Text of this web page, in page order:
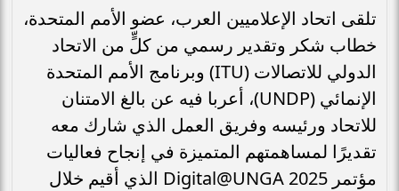
تلقى اتحاد الإعلاميين العرب، عضو الأمم المتحدة،
خطاب شكر وتقدير رسمي من كلٍّ من الاتحاد
الدولي للاتصالات (ITU) وبرنامج الأمم المتحدة
الإنمائي (UNDP)، أعربا فيه عن بالغ الامتنان
للاتحاد ورئيسه وفريق العمل الذي شارك معه
تقديرًا لمساهمتهم المتميزة في إنجاح فعاليات
مؤتمر Digital@UNGA 2025 الذي أقيم خلال